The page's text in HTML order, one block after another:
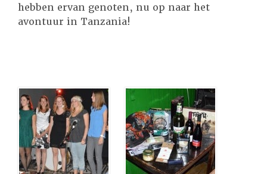
hebben ervan genoten, nu op naar het
avontuur in Tanzania!